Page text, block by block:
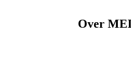
Over